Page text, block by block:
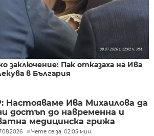
заключение: Пак отказаха на Ива
в България
Настояваме Ива Михаилова да
достъп до навременна и
медицинска грижа
Чете се за: 02:05 мин.